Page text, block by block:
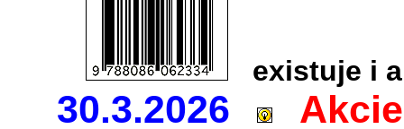
existuje i
30.3.2026